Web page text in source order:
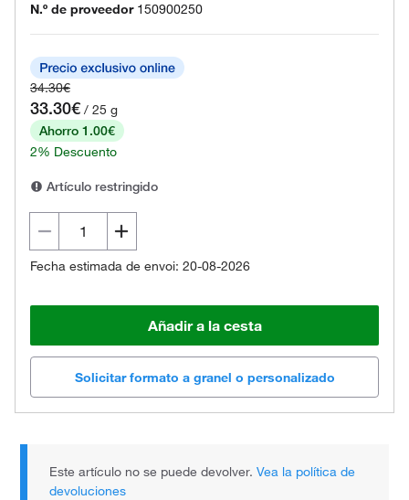
N.º de proveedor 150900250
34.30€
33.30€ / 25 g
Ahorro 1.00€
2% Descuento
Artículo restringido
Fecha estimada de envoi: 20-08-2026
Añadir a la cesta
Solicitar formato a granel o personalizado
Este artículo no se puede devolver.Vea la política de
devoluciones